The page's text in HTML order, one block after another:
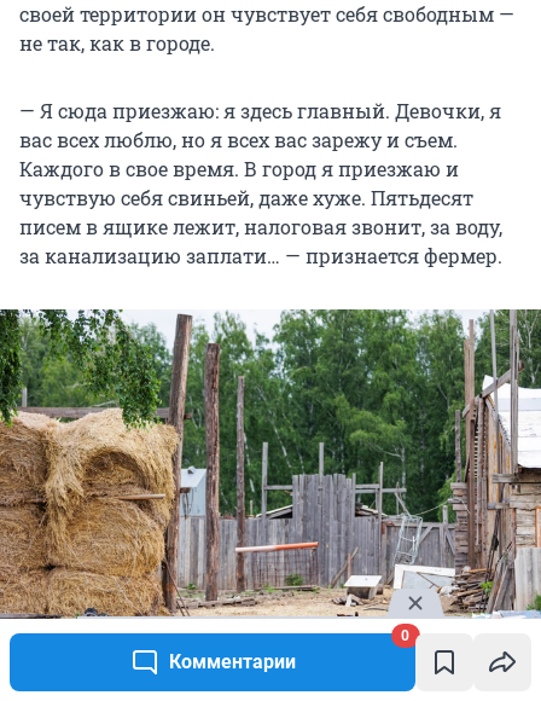
Комментарии
0
своей территории он чувствует себя свободным —
не так, как в городе.
— Я сюда приезжаю: я здесь главный. Девочки, я
вас всех люблю, но я всех вас зарежу и съем.
Каждого в свое время. В город я приезжаю и
чувствую себя свиньей, даже хуже. Пятьдесят
писем в ящике лежит, налоговая звонит, за воду,
за канализацию заплати… — признается фермер.
Содержание фермы выходит затратно